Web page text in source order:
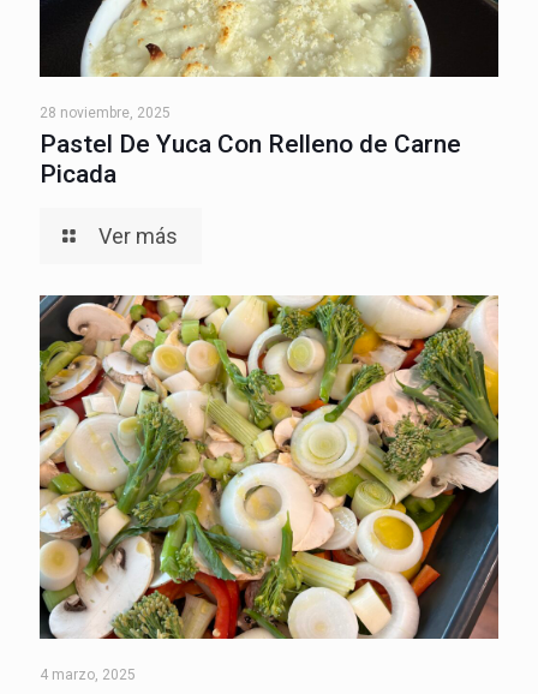
28 noviembre, 2025
Pastel De Yuca Con Relleno de Carne
Picada
Ver más
4 marzo, 2025